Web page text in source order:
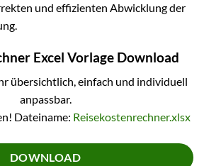
und effizienten Abwicklung der
Excel Vorlage Download
übersichtlich, einfach und individuell
anpassbar.
Dateiname: Reisekostenrechner.xlsx
DOWNLOAD